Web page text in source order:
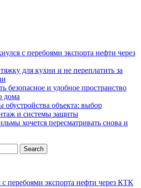
с перебоями экспорта нефти через
для кухни и не переплатить за
безопасное и удобное пространство
дома
объекта: выбор
и системы защиты
хочется пересматривать снова и
с перебоями экспорта нефти через КТК